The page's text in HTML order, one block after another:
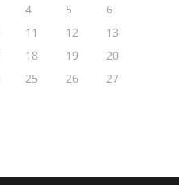
4 5
6
11 12
13
18 19
20
25 26
27